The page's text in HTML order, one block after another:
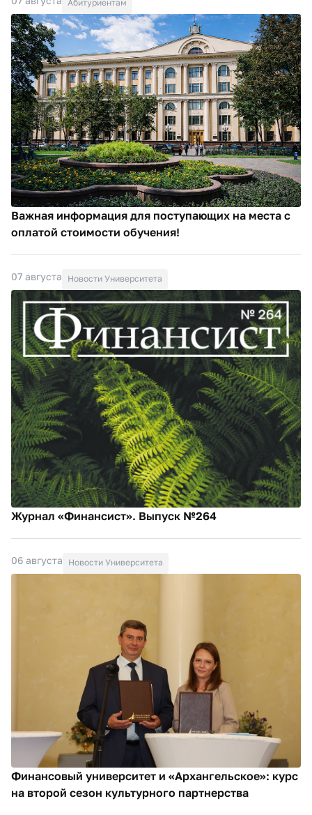
Абитуриентам
Важная информация для поступающих на места с
оплатой стоимости обучения!
07 августа Новости Университета
Журнал «Финансист». Выпуск №264
06 августа Новости Университета
Финансовый университет и «Архангельское»: курс
на второй сезон культурного партнерства